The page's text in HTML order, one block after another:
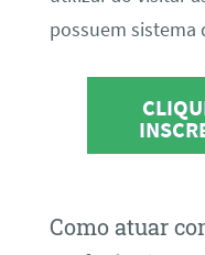
possuem sistema
Como atuar